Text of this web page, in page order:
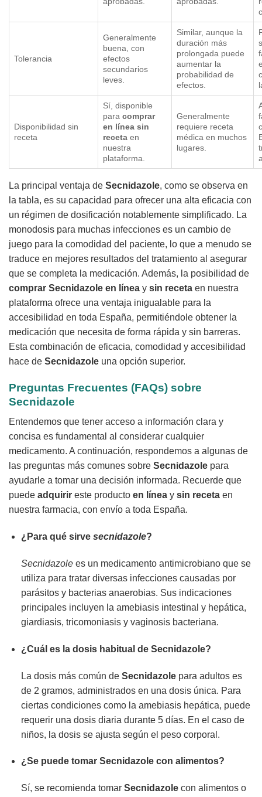
Tolerancia
Generalmente
buena, con
efectos
secundarios
leves.
Similar, aunque la
duración más
prolongada puede
aumentar la
probabilidad de
efectos.
Disponibilidad sin
receta
Sí, disponible
para comprar
en línea sin
receta en
nuestra
plataforma.
Generalmente
requiere receta
médica en muchos
lugares.
La principal ventaja de Secnidazole, como se observa en
la tabla, es su capacidad para ofrecer una alta eficacia con
un régimen de dosificación notablemente simplificado. La
monodosis para muchas infecciones es un cambio de
juego para la comodidad del paciente, lo que a menudo se
traduce en mejores resultados del tratamiento al asegurar
que se completa la medicación. Además, la posibilidad de
comprar Secnidazole en línea y sin receta en nuestra
plataforma ofrece una ventaja inigualable para la
accesibilidad en toda España, permitiéndole obtener la
medicación que necesita de forma rápida y sin barreras.
Esta combinación de eficacia, comodidad y accesibilidad
hace de Secnidazole una opción superior.
Preguntas Frecuentes (FAQs) sobre
Secnidazole
Entendemos que tener acceso a información clara y
concisa es fundamental al considerar cualquier
medicamento. A continuación, respondemos a algunas de
las preguntas más comunes sobre Secnidazole para
ayudarle a tomar una decisión informada. Recuerde que
puede adquirir este producto en línea y sin receta en
nuestra farmacia, con envío a toda España.
¿Para qué sirve secnidazole?
Secnidazolees un medicamento antimicrobiano que se
utiliza para tratar diversas infecciones causadas por
parásitos y bacterias anaerobias. Sus indicaciones
principales incluyen la amebiasis intestinal y hepática,
giardiasis, tricomoniasis y vaginosis bacteriana.
¿Cuál es la dosis habitual de Secnidazole?
La dosis más común de Secnidazolepara adultos es
de 2 gramos, administrados en una dosis única. Para
ciertas condiciones como la amebiasis hepática, puede
requerir una dosis diaria durante 5 días. En el caso de
niños, la dosis se ajusta según el peso corporal.
¿Se puede tomar Secnidazolecon alimentos?
Sí, se recomienda tomar Secnidazolecon alimentos o